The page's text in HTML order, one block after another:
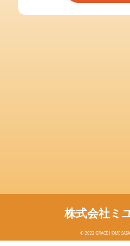
株式会社ミ
© 2022 GRACE HOME